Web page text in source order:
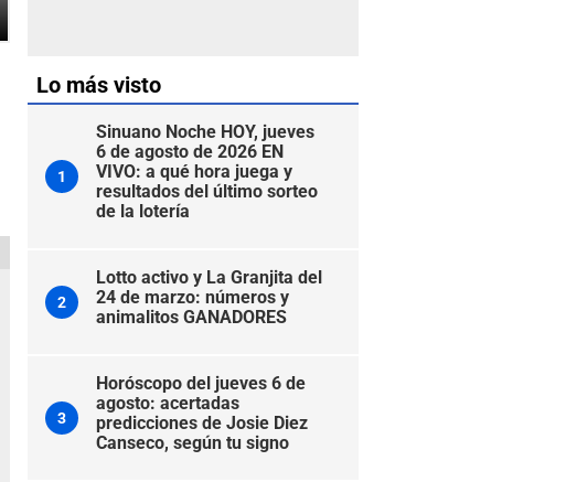
Lo más visto
1
Sinuano Noche HOY, jueves
6 de agosto de 2026 EN
VIVO: a qué hora juega y
resultados del último sorteo
de la lotería
2
Lotto activo y La Granjita del
24 de marzo: números y
animalitos GANADORES
3
Horóscopo del jueves 6 de
agosto: acertadas
predicciones de Josie Diez
Canseco, según tu signo